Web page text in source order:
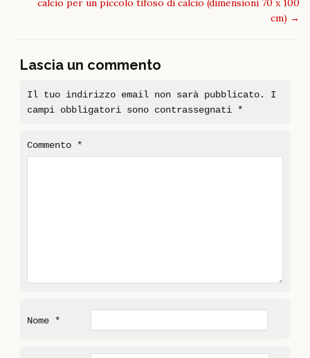
calcio per un piccolo tifoso di calcio (dimensioni 70 x 100
cm) →
Lascia un commento
Il tuo indirizzo email non sarà pubblicato.
I
campi obbligatori sono contrassegnati *
Commento *
Nome *